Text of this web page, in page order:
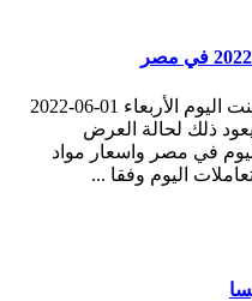
سها جادالله ….. شهدت أسعار الأسمنت اليوم الأربعاء 01-06-2022
ذلك لحالة العرض
في مصر واسعار مواد
اليوم وفقا ...